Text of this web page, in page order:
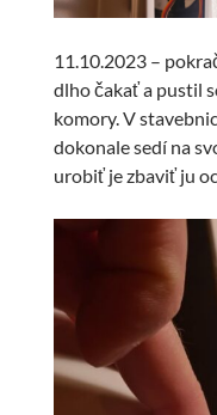
11.10.2023 –
dlho čakať a pustil
komory. V
dokonale sedí na
urobiť je zbaviť ju